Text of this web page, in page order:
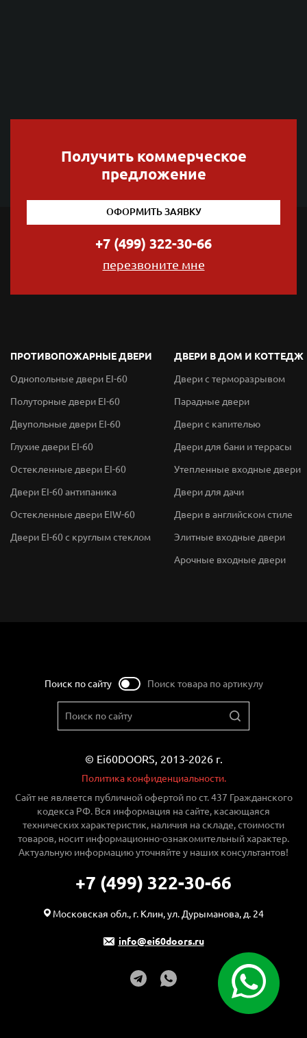
Получить коммерческое
предложение
ОФОРМИТЬ ЗАЯВКУ
+7 (499) 322-30-66
перезвоните мне
ПРОТИВОПОЖАРНЫЕ ДВЕРИ
Однопольные двери EI-60
Полуторные двери EI-60
Двупольные двери EI-60
Глухие двери EI-60
Остекленные двери EI-60
Двери EI-60 антипаника
Остекленные двери EIW-60
Двери EI-60 с круглым стеклом
ДВЕРИ В ДОМ И КОТТЕДЖ
Двери с терморазрывом
Парадные двери
Двери с капителью
Двери для бани и террасы
Утепленные входные двери
Двери для дачи
Двери в английском стиле
Элитные входные двери
Арочные входные двери
Поиск по сайту Поиск товара по артикулу
© Ei60DOORS, 2013-2026 г.
Политика конфиденциальности.
Сайт не является публичной офертой по ст. 437 Гражданского
кодекса РФ. Вся информация на сайте, касающаяся
технических характеристик, наличия на складе, стоимости
товаров, носит информационно-ознакомительный характер.
Актуальную информацию уточняйте у наших консультантов!
+7 (499) 322-30-66
Московская обл., г. Клин, ул. Дурыманова, д. 24
info@ei60doors.ru